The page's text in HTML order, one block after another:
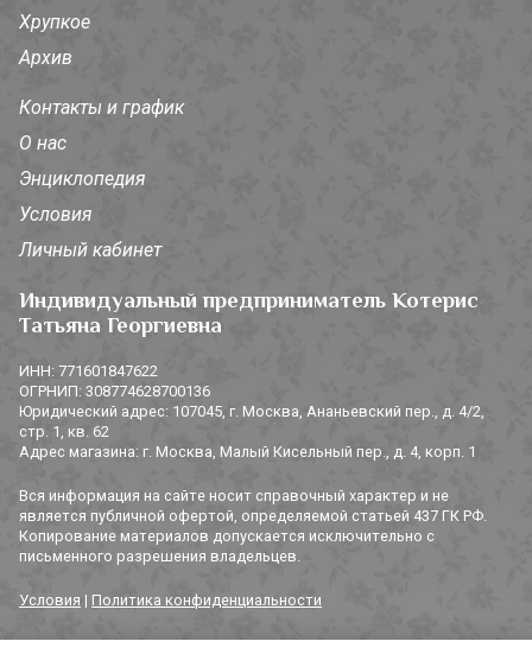
Хрупкое
Архив
Контакты и график
О нас
Энциклопедия
Условия
Личный кабинет
Индивидуальный предприниматель Котерис
Татьяна Георгиевна
ИНН: 771601847622
ОГРНИП: 308774628700136
Юридический адрес: 107045, г. Москва, Ананьевский пер., д. 4/2,
стр. 1, кв. 62
Адрес магазина: г. Москва, Малый Кисельный пер., д. 4, корп. 1
Вся информация на сайте носит справочный характер и не
является публичной офертой, определяемой статьей 437 ГК РФ.
Копирование материалов допускается исключительно с
письменного разрешения владельцев.
Условия | Политика конфиденциальности